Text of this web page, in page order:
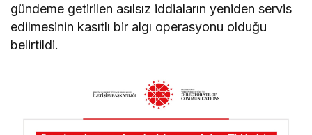
gündeme getirilen asılsız iddiaların yeniden servis
edilmesinin kasıtlı bir algı operasyonu olduğu
belirtildi.